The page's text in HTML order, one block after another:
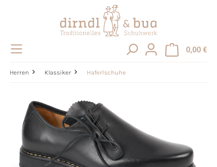
0,00 €
Herren Klassiker Haferlschuhe